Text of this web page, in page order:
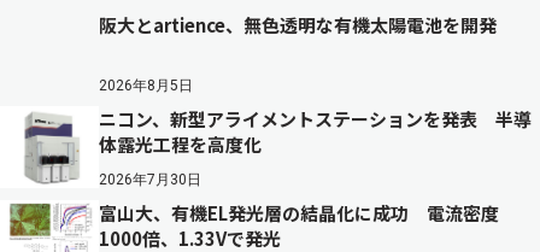
阪大とartience、無色透明な有機太陽電池を開発
2026年8月5日
ニコン、新型アライメントステーションを発表 半導
体露光工程を高度化
2026年7月30日
富山大、有機EL発光層の結晶化に成功 電流密度
1000倍、1.33Vで発光